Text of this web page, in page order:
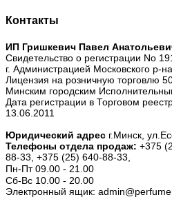
Контакты
ИП Гришкевич Павел
Свидетельство о регистрации No
г. Администрацией Московского р-
Лицензия на розничную торговлю
Минским городским
Дата регистрации в Торговом
13.06.2011
Юридический адрес г.Минск,
Телефоны отдела продаж: +375
88-33, +375 (25) 640-88-33,
Пн-Пт 09.00 - 21.00
Сб-Вс 10.00 - 20.00
Электронный ящик: